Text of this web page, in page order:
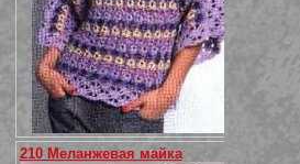
210 Меланжевая майка